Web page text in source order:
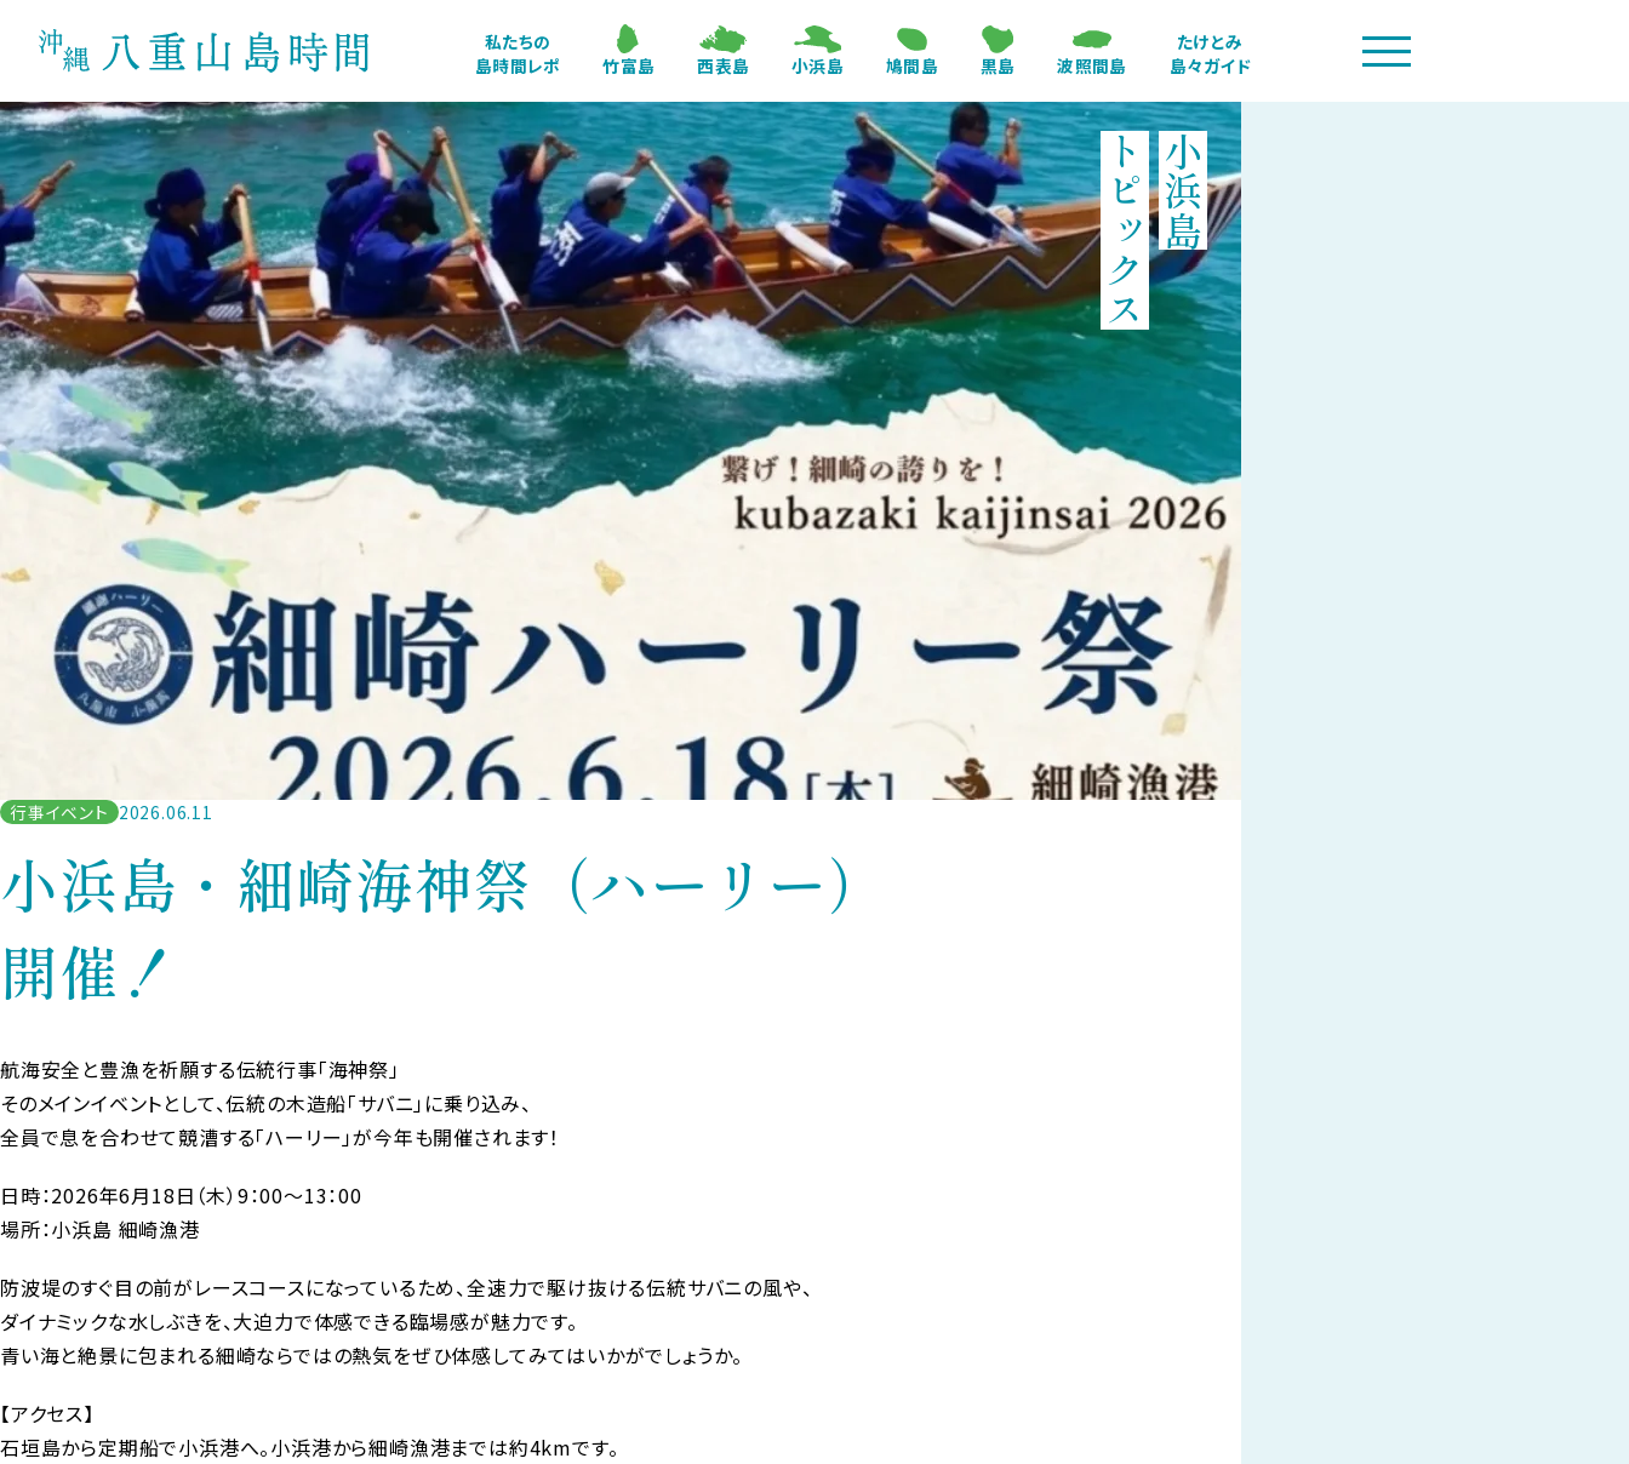
私たちの
島時間レポ
竹富島 西表島 小浜島 鳩間島 黒島 波照間島
たけとみ
島々ガイド
小浜島
トピックス
行事イベント 2026.06.11
小浜島・細崎海神祭（ハーリー）
開催！
航海安全と豊漁を祈願する伝統行事「海神祭」
そのメインイベントとして、伝統の木造船「サバニ」に乗り込み、
全員で息を合わせて競漕する「ハーリー」が今年も開催されます！
日時：2026年6月18日（木）9：00～13：00
場所：小浜島 細崎漁港
防波堤のすぐ目の前がレースコースになっているため、全速力で駆け抜ける伝統サバニの風や、
ダイナミックな水しぶきを、大迫力で体感できる臨場感が魅力です。
青い海と絶景に包まれる細崎ならではの熱気をぜひ体感してみてはいかがでしょうか。
【アクセス】
石垣島から定期船で小浜港へ。小浜港から細崎漁港までは約4kmです。